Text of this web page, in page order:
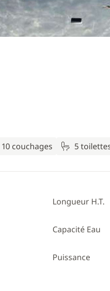
10 couchages 5
Longueur H.T.
Capacité Eau
Puissance